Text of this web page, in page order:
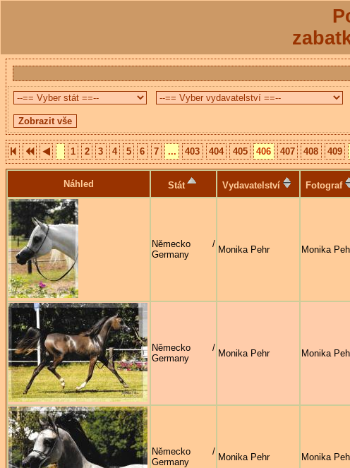
1 2 3 4 5 6 7 ... 403 404 405 406 407 408 409
Náhled Stát Vydavatelství Fotograf
Německo /
Germany
Monika Pehr Monika
Německo /
Germany
Monika Pehr Monika
Německo /
Germany
Monika Pehr Monika